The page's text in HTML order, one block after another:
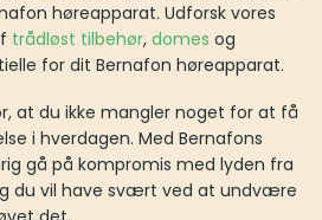
du ikke mangler noget for at få den
Med Bernafons tilbehør
have svært ved at undvære det, når
dig